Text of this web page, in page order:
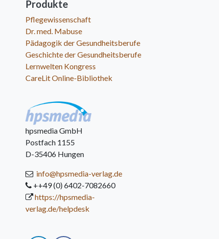
Produkte
Pflegewissenschaft
Dr. med. Mabuse
Pädagogik der Gesundheitsberufe
Geschichte der Gesundheitsberufe
Lernwelten Kongress
CareLit Online-Bibliothek
hpsmedia GmbH
Postfach 1155
D-35406 Hungen
info@hpsmedia-verlag.de
++49 (0) 6402-7082660
https://hpsmedia-
verlag.de/helpdesk